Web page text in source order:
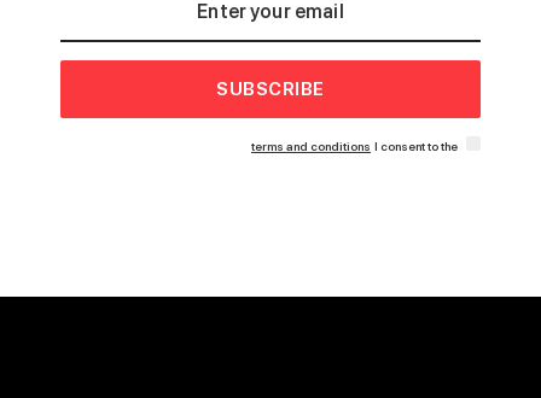
SUBSCRIBE
I consent to the
terms and conditions